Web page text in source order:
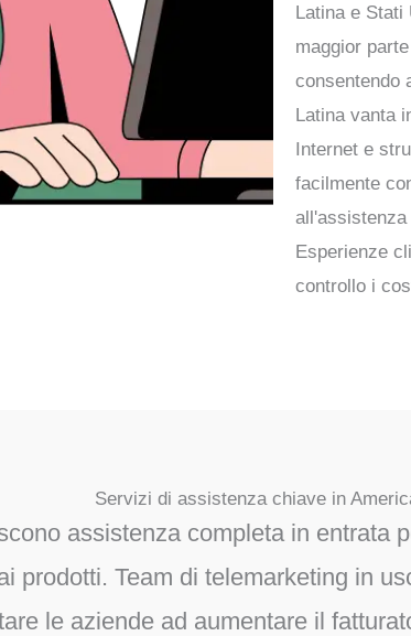
Latina e Stati
maggior
consentendo
Latina vanta
Internet e
facilmente
Esperienze
controllo i
Servizi di assistenza chiave in
assistenza completa in entrata
prodotti. Team di telemarketing in
le aziende ad aumentare il